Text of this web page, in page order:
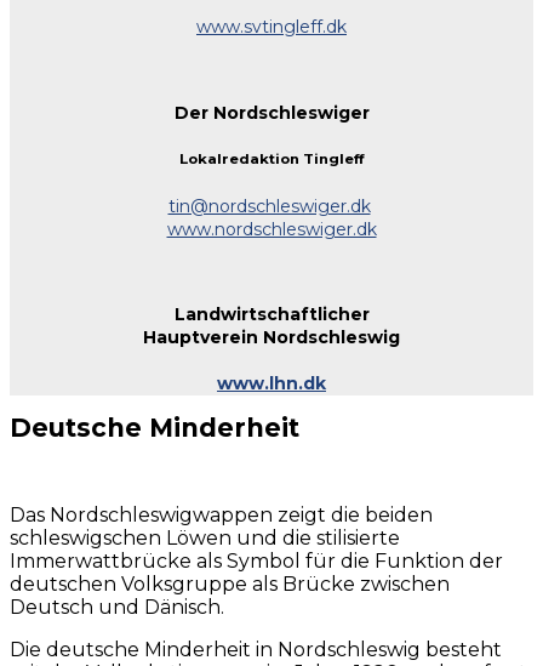
www.svtingleff.dk
Der Nordschleswiger
Lokalredaktion Tingleff
tin@nordschleswiger.dk
www.nordschleswiger.dk
Landwirtschaftlicher
Hauptverein Nordschleswig
www.lhn.dk
Deutsche Minderheit
Das Nordschleswigwappen zeigt die beiden
schleswigschen Löwen und die stilisierte
Immerwattbrücke als Symbol für die Funktion der
deutschen Volksgruppe als Brücke zwischen
Deutsch und Dänisch.
Die deutsche Minderheit in Nordschleswig besteht